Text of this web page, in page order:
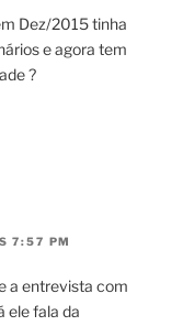
Dez/2015 tinha
e agora tem
?
7:57 PM
a entrevista com
ele fala da